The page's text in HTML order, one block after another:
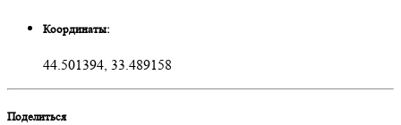
Координаты:
44.501394, 33.489158
Поделиться